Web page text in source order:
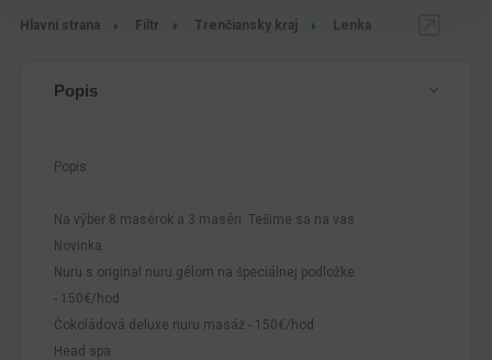
Hlavní strana Filtr Trenčiansky kraj Lenka
Popis
Popis
Na výber 8 masérok a 3 maséri. Tešime sa na vas
Novinka
Nuru s original nuru gélom na špeciálnej podložke
- 150€/hod
Čokoládová deluxe nuru masáž - 150€/hod
Head spa